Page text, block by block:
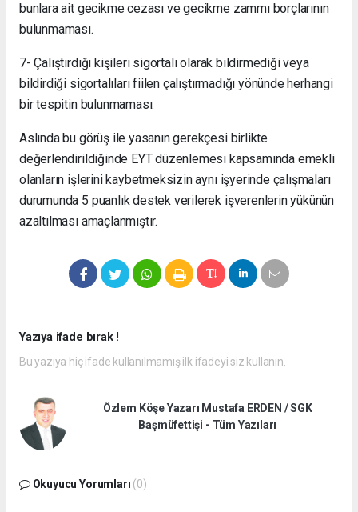
bunlara ait gecikme cezası ve gecikme zammı borçlarının
bulunmaması.
7- Çalıştırdığı kişileri sigortalı olarak bildirmediği veya
bildirdiği sigortalıları fiilen çalıştırmadığı yönünde herhangi
bir tespitin bulunmaması.
Aslında bu görüş ile yasanın gerekçesi birlikte
değerlendirildiğinde EYT düzenlemesi kapsamında emekli
olanların işlerini kaybetmeksizin aynı işyerinde çalışmaları
durumunda 5 puanlık destek verilerek işverenlerin yükünün
azaltılması amaçlanmıştır.
Yazıya ifade bırak !
Bu yazıya hiç ifade kullanılmamış ilk ifadeyi siz kullanın.
Özlem Köşe Yazarı Mustafa ERDEN / SGK
Başmüfettişi - Tüm Yazıları
Okuyucu Yorumları (0)